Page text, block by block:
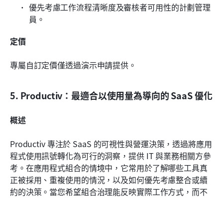
優先考慮工作流程清晰度及審核者可用性的計劃管理
員。
定價
專屬自訂定價僅透過演示申請提供。
5. Productiv：最適合以使用量為導向的 SaaS 優化
概述
Productiv 專注於 SaaS 的可視性與營運決策，透過將應用
程式使用訊號轉化為可行的洞察，提供 IT 與業務相關方參
考。在應用程式組合的情境中，它常用於了解哪些工具真
正被採用、重複使用的情況，以及如何優先考慮整合或續
約的決策。當您希望組合治理能反映實際工作方式，而不